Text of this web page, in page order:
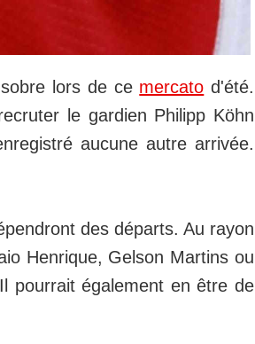
lors de ce mercato d'été.
le gardien Philipp Köhn
aucune autre arrivée.
des départs. Au rayon
Henrique, Gelson Martins ou
pourrait également en être de